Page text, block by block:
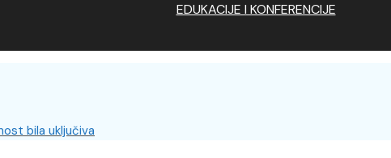
EDUKACIJE I KONFERENCIJE
bila uključiva